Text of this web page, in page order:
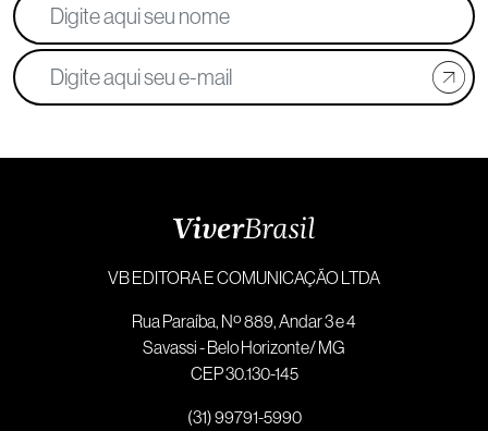
VB EDITORA E COMUNICAÇÃO LTDA
Rua Paraíba, Nº 889, Andar 3 e 4
Savassi - Belo Horizonte/ MG
CEP 30.130-145
(31) 99791-5990